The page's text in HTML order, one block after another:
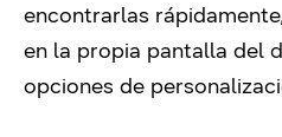
encontrarlas
en la propia pantalla del
opciones de